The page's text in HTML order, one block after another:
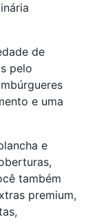
de
pelo
e uma
e
também
premium,